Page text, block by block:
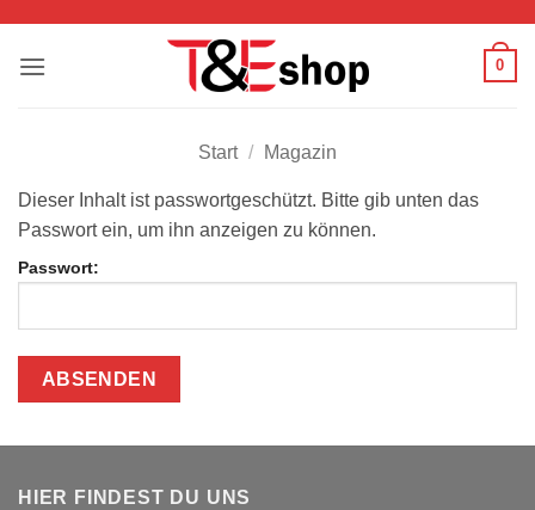
springen
0
Start / Magazin
Dieser Inhalt ist passwortgeschützt. Bitte gib unten das
Passwort ein, um ihn anzeigen zu können.
Passwort:
HIER FINDEST DU UNS